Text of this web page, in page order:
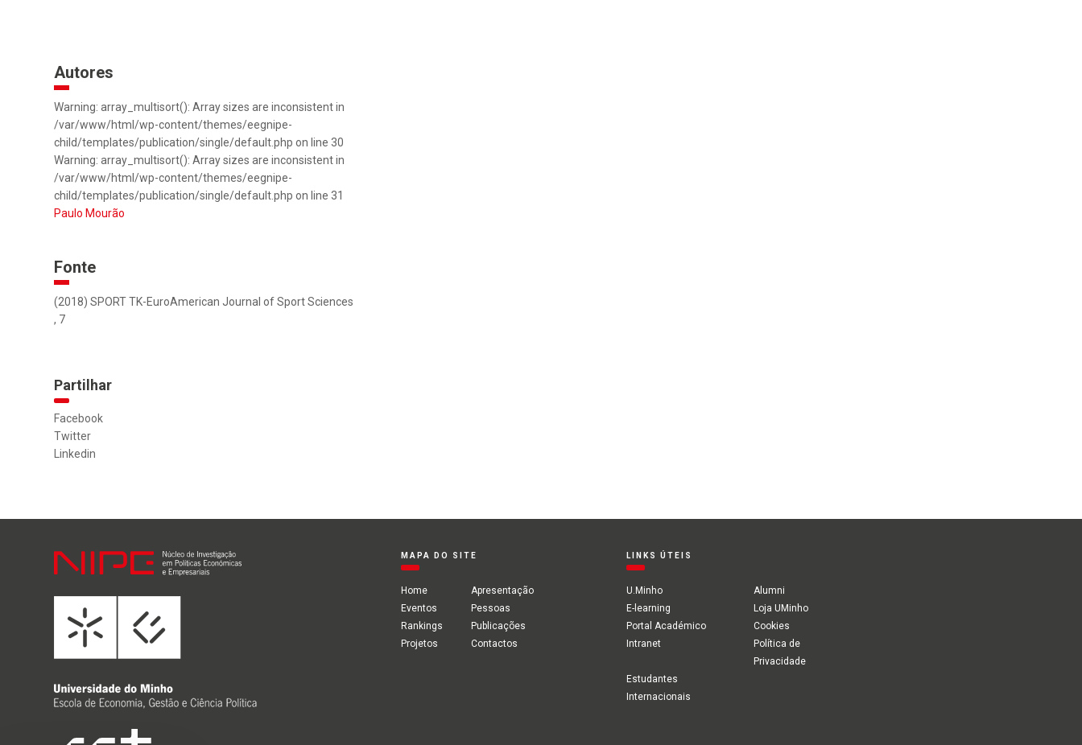
Autores
Warning: array_multisort(): Array sizes are inconsistent in
/var/www/html/wp-content/themes/eegnipe-
child/templates/publication/single/default.php on line 30
Warning: array_multisort(): Array sizes are inconsistent in
/var/www/html/wp-content/themes/eegnipe-
child/templates/publication/single/default.php on line 31
Paulo Mourão
Fonte
(2018) SPORT TK-EuroAmerican Journal of Sport Sciences
, 7
Partilhar
Facebook
Twitter
Linkedin
MAPA DO SITE
Home
Apresentação
Eventos
Pessoas
Rankings
Publicações
Projetos
Contactos
LINKS ÚTEIS
U.Minho
Alumni
E-learning
Loja UMinho
Portal Académico
Cookies
Intranet
Política de
Privacidade
Estudantes
Internacionais